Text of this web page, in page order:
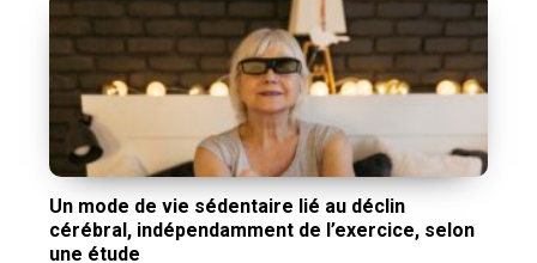
Un mode de vie sédentaire lié au déclin
cérébral, indépendamment de l’exercice, selon
une étude